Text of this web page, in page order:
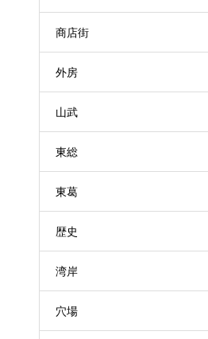
商店街
外房
山武
東総
東葛
歴史
湾岸
穴場